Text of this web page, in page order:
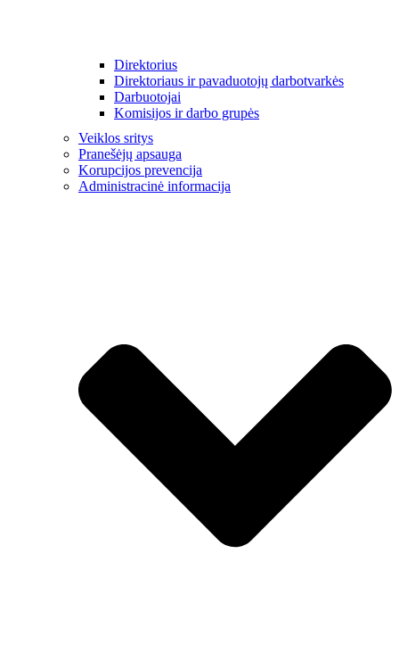
Direktorius
Direktoriaus ir pavaduotojų darbotvarkės
Darbuotojai
Komisijos ir darbo grupės
Veiklos sritys
Pranešėjų apsauga
Korupcijos prevencija
Administracinė informacija